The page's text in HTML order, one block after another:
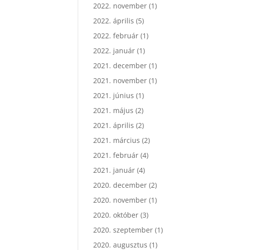
2022. november (1)
2022. április (5)
2022. február (1)
2022. január (1)
2021. december (1)
2021. november (1)
2021. június (1)
2021. május (2)
2021. április (2)
2021. március (2)
2021. február (4)
2021. január (4)
2020. december (2)
2020. november (1)
2020. október (3)
2020. szeptember (1)
2020. augusztus (1)